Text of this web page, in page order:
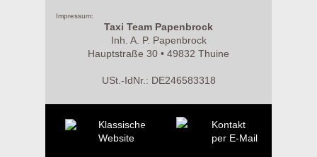
Impressum:
Taxi Team Papenbrock
Inh. A. P. Papenbrock
Hauptstraße 30 • 49832 Thuine
USt.-IdNr.: DE246583318
Klassische
Website
Kontakt
per E-Mail